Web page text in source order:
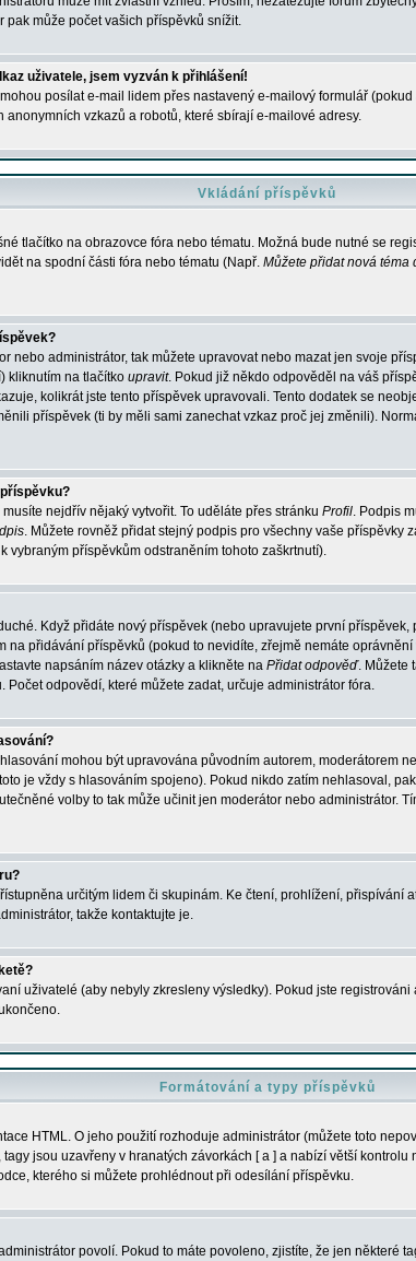
pak může počet vašich příspěvků snížit.
uživatele, jsem vyzván k přihlášení!
posílat e-mail lidem přes nastavený e-mailový formulář
anonymních vzkazů a robotů, které sbírají e-mailové adresy.
Vkládání příspěvků
tlačítko na obrazovce fóra nebo tématu. Možná bude nutné se
na spodní části fóra nebo tématu (Např. Můžete přidat nová téma
nebo administrátor, tak můžete upravovat nebo mazat jen svoje
kliknutím na tlačítko upravit. Pokud již někdo odpověděl na váš
kolikrát jste tento příspěvek upravovali. Tento dodatek se
příspěvek (ti by měli sami zanechat vzkaz proč jej změnili).
nejdřív nějaký vytvořit. To uděláte přes stránku Profil. Podpis
. Můžete rovněž přidat stejný podpis pro všechny vaše příspěvky
vybraným příspěvkům odstraněním tohoto zaškrtnutí).
Když přidáte nový příspěvek (nebo upravujete první příspěvek,
na přidávání příspěvků (pokud to nevidíte, zřejmě nemáte
napsáním název otázky a klikněte na Přidat odpověď. Můžete
Počet odpovědí, které můžete zadat, určuje administrátor fóra.
mohou být upravována původním autorem, moderátorem
je vždy s hlasováním spojeno). Pokud nikdo zatím nehlasoval,
volby to tak může učinit jen moderátor nebo administrátor.
určitým lidem či skupinám. Ke čtení, prohlížení, přispívání
takže kontaktujte je.
uživatelé (aby nebyly zkresleny výsledky). Pokud jste
Formátování a typy příspěvků
HTML. O jeho použití rozhoduje administrátor (můžete toto
jsou uzavřeny v hranatých závorkách [ a ] a nabízí větší
kterého si můžete prohlédnout při odesílání příspěvku.
povolí. Pokud to máte povoleno, zjistíte, že jen některé